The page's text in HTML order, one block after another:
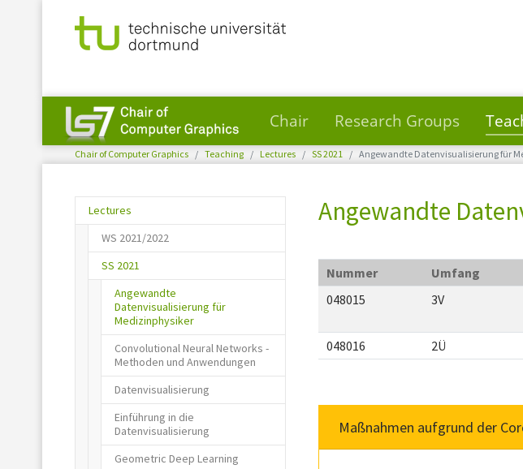
Skip to main content
Chair Research Groups
You are here:
Chair of Computer Graphics Teaching Lectures SS 2021 Angewandte Datenvisualisierung für
Lectures
WS 2021/2022
SS 2021
Angewandte
Datenvisualisierung für
Medizinphysiker(current)
Convolutional Neural Networks -
Methoden und Anwendungen
Datenvisualisierung
Einführung in die
Datenvisualisierung
Geometric Deep Learning
Angewandte
Nummer Umfang
048015
3V
048016
2Ü
Maßnahmen aufgrund der